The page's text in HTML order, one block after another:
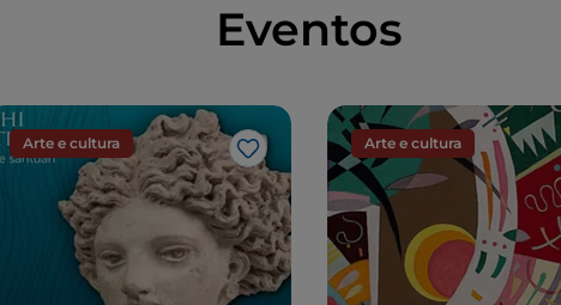
Eventos
Arte e cultura
Gosto
Arte e cultura